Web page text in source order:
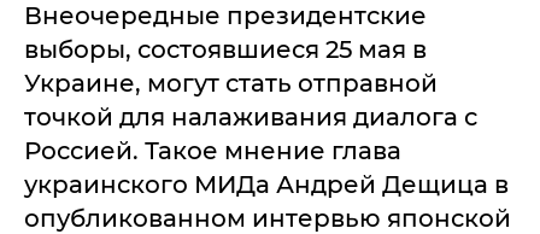
Внеочередные президентские
выборы, состоявшиеся 25 мая в
Украине, могут стать отправной
точкой для налаживания диалога с
Россией. Такое мнение глава
украинского МИДа Андрей Дещица в
опубликованном интервью японской